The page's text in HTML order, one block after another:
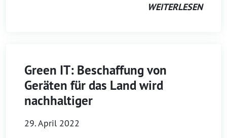
WEITERLESEN
Green IT: Beschaffung von
Geräten für das Land wird
nachhaltiger
29. April 2022